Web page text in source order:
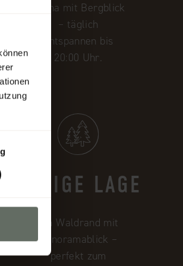
Sauna mit Bergblick
– täglich
entspannen bis
20:00 Uhr.
RUHIGE LAGE
Am Waldrand mit
Panoramablick –
perfekt zum